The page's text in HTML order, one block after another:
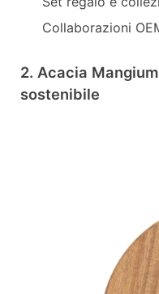
Collaborazioni
2. Acacia
sostenibile